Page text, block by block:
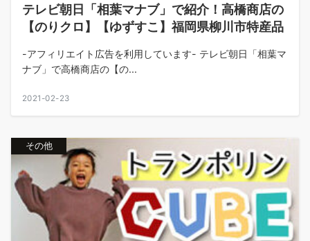
テレビ朝日「相葉マナブ」で紹介！高橋商店の
【のりクロ】【ゆずすこ】福岡県柳川市特産品
-アフィリエイト広告を利用しています- テレビ朝日「相葉マ
ナブ」で高橋商店の【の...
2021-02-23
その他